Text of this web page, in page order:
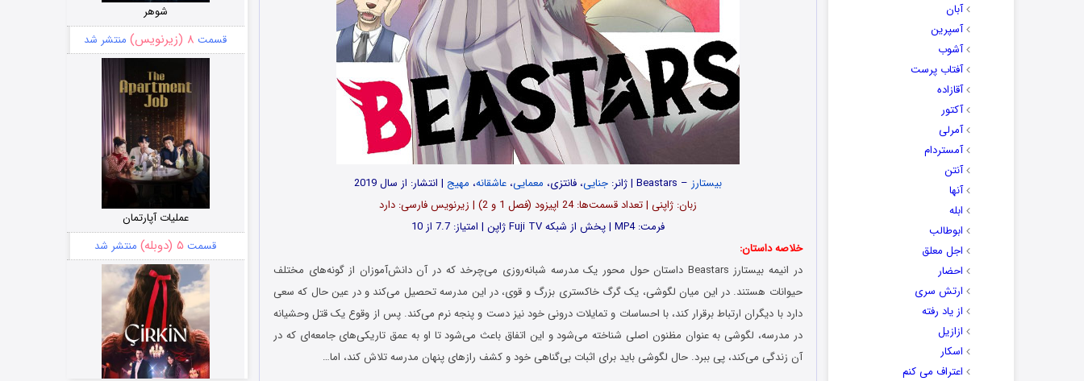
آبان
آسپرین
آشوب
آفتاب پرست
آقازاده
آکتور
آمرلی
آمستردام
آنتن
آنها
ابله
ابوطالب
اجل معلق
احضار
ارتش سری
از یاد رفته
ازازیل
اسکار
اعتراف می کنم
بیستارز – Beastars | ژانر:جنایی، فانتزی، معمایی،عاشقانه، مهیج | انتشار: از سال 2019
زبان: ژاپنی | تعداد قسمت‌‌ها: 24 اپیزود (فصل 1 و 2) | زیرنویس فارسی: دارد
فرمت: MP4 | پخش از شبکه Fuji TV ژاپن | امتیاز: 7.7 از 10
خلاصه داستان:
در انیمهبیستارز
Beastars داستان حول محور یک مدرسه شبانه‌روزی می‌چرخد که در آن دانش‌آموزان از گونه‌های مختلف
حیوانات هستند. در این میان لگوشی، یک گرگ خاکستری بزرگ و قوی، در این مدرسه تحصیل می‌کند و در عین حال که سعی
دارد با دیگران ارتباط برقرار کند، با احساسات و تمایلات درونی خود نیز دست و پنجه نرم می‌کند. پس از وقوع یک قتل وحشیانه
در مدرسه، لگوشی به عنوان مظنون اصلی شناخته می‌شود و این اتفاق باعث می‌شود تا او به عمق تاریکی‌های جامعه‌ای که در
آن زندگی می‌کند، پی ببرد. حال لگوشی باید برای اثبات بی‌گناهی خود و کشف رازهای پنهان مدرسه تلاش کند، اما…
شوهر
قسمت ۸ (زیرنویس) منتشر شد
عملیات آپارتمان
قسمت ۵ (دوبله) منتشر شد